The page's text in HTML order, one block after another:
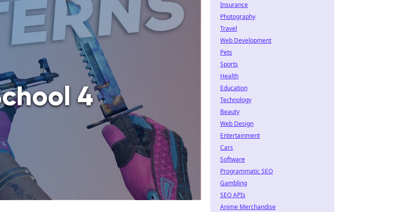
Insurance
Photography
Travel
Web Development
Pets
Sports
Health
Education
Technology
Beauty
Web Design
Entertainment
Cars
Software
Programmatic SEO
Gambling
SEO APIs
Anime Merchandise